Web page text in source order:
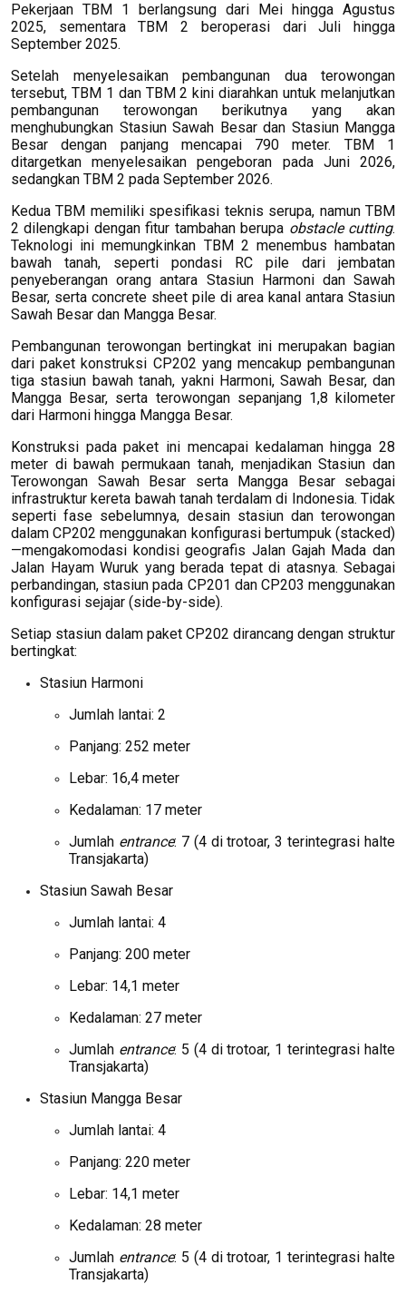
Pekerjaan TBM 1 berlangsung dari Mei hingga Agustus
2025, sementara TBM 2 beroperasi dari Juli hingga
September 2025.
Setelah menyelesaikan pembangunan dua terowongan
tersebut, TBM 1 dan TBM 2 kini diarahkan untuk melanjutkan
pembangunan terowongan berikutnya yang akan
menghubungkan Stasiun Sawah Besar dan Stasiun Mangga
Besar dengan panjang mencapai 790 meter. TBM 1
ditargetkan menyelesaikan pengeboran pada Juni 2026,
sedangkan TBM 2 pada September 2026.
Kedua TBM memiliki spesifikasi teknis serupa, namun TBM
2 dilengkapi dengan fitur tambahan berupa obstacle cutting.
Teknologi ini memungkinkan TBM 2 menembus hambatan
bawah tanah, seperti pondasi RC pile dari jembatan
penyeberangan orang antara Stasiun Harmoni dan Sawah
Besar, serta concrete sheet pile di area kanal antara Stasiun
Sawah Besar dan Mangga Besar.
Pembangunan terowongan bertingkat ini merupakan bagian
dari paket konstruksi CP202 yang mencakup pembangunan
tiga stasiun bawah tanah, yakni Harmoni, Sawah Besar, dan
Mangga Besar, serta terowongan sepanjang 1,8 kilometer
dari Harmoni hingga Mangga Besar.
Konstruksi pada paket ini mencapai kedalaman hingga 28
meter di bawah permukaan tanah, menjadikan Stasiun dan
Terowongan Sawah Besar serta Mangga Besar sebagai
infrastruktur kereta bawah tanah terdalam di Indonesia. Tidak
seperti fase sebelumnya, desain stasiun dan terowongan
dalam CP202 menggunakan konfigurasi bertumpuk (stacked)
—mengakomodasi kondisi geografis Jalan Gajah Mada dan
Jalan Hayam Wuruk yang berada tepat di atasnya. Sebagai
perbandingan, stasiun pada CP201 dan CP203 menggunakan
konfigurasi sejajar (side-by-side).
Setiap stasiun dalam paket CP202 dirancang dengan struktur
bertingkat:
Stasiun Harmoni
Jumlah lantai: 2
Panjang: 252 meter
Lebar: 16,4 meter
Kedalaman: 17 meter
Jumlah entrance: 7 (4 di trotoar, 3 terintegrasi halte
Transjakarta)
Stasiun Sawah Besar
Jumlah lantai: 4
Panjang: 200 meter
Lebar: 14,1 meter
Kedalaman: 27 meter
Jumlah entrance: 5 (4 di trotoar, 1 terintegrasi halte
Transjakarta)
Stasiun Mangga Besar
Jumlah lantai: 4
Panjang: 220 meter
Lebar: 14,1 meter
Kedalaman: 28 meter
Jumlah entrance: 5 (4 di trotoar, 1 terintegrasi halte
Transjakarta)